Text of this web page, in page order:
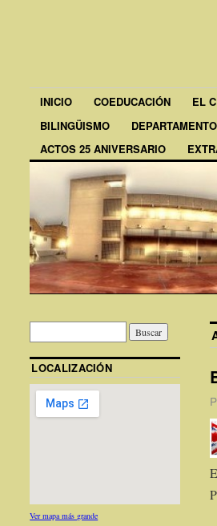
INICIO COEDUCACIÓN EL
BILINGÜISMO
ACTOS 25 ANIVERSARIO
LOCALIZACIÓN
Ver mapa más grande